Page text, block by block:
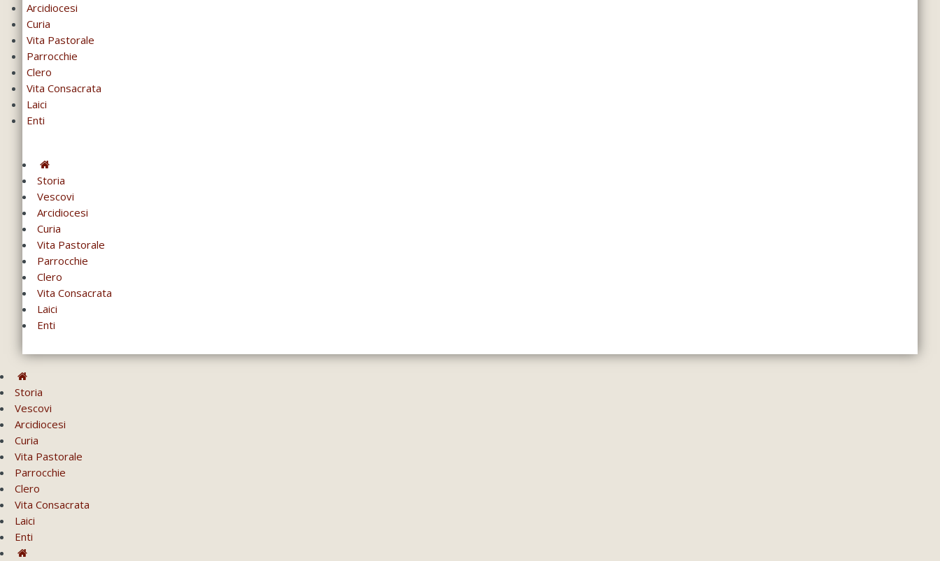
Arcidiocesi
Curia
Vita Pastorale
Parrocchie
Clero
Vita Consacrata
Laici
Enti
Storia
Vescovi
Arcidiocesi
Curia
Vita Pastorale
Parrocchie
Clero
Vita Consacrata
Laici
Enti
Storia
Vescovi
Arcidiocesi
Curia
Vita Pastorale
Parrocchie
Clero
Vita Consacrata
Laici
Enti